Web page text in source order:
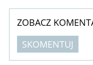
ZOBACZ
SKOMENTUJ